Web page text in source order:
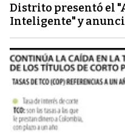
Distrito presentó el
Inteligente" y